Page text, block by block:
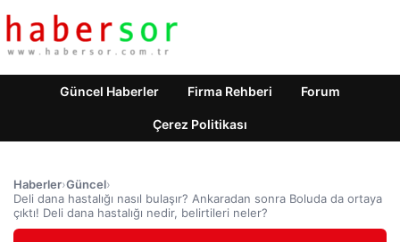
Güncel Haberler Firma Rehberi Forum
Çerez Politikası
Haberler›Güncel›
Deli dana hastalığı nasıl bulaşır? Ankaradan sonra Boluda da ortaya
çıktı! Deli dana hastalığı nedir, belirtileri neler?